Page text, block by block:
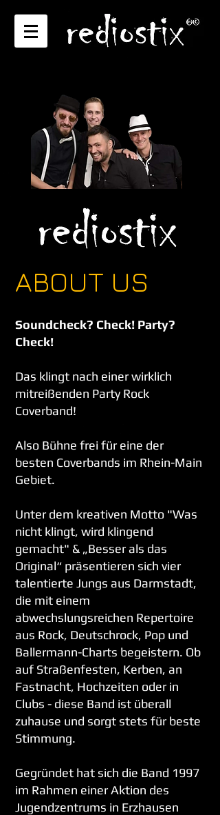
ABOUT US
Soundcheck? Check! Party?
Check!
Das klingt nach einer wirklich
mitreißenden Party Rock
Coverband!
Also Bühne frei für eine der
besten Coverbands im Rhein-Main
Gebiet.
Unter dem kreativen Motto "Was
nicht klingt, wird klingend
gemacht" & „Besser als das
Original“ präsentieren sich vier
talentierte Jungs aus Darmstadt,
die mit einem
abwechslungsreichen Repertoire
aus Rock, Deutschrock, Pop und
Ballermann-Charts begeistern. Ob
auf Straßenfesten, Kerben, an
Fastnacht, Hochzeiten oder in
Clubs - diese Band ist überall
zuhause und sorgt stets für beste
Stimmung.
Gegründet hat sich die Band 1997
im Rahmen einer Aktion des
Jugendzentrums in Erzhausen